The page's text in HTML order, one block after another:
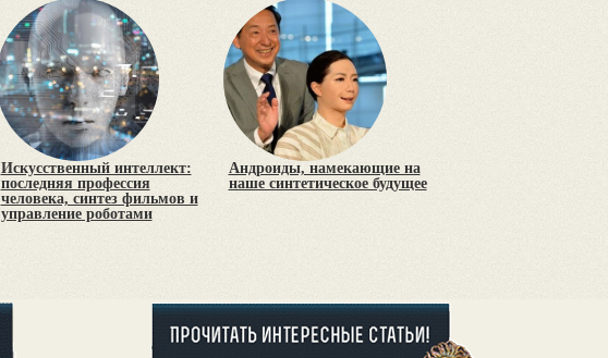
Искусственный интеллект:
последняя профессия
человека, синтез фильмов и
управление роботами
Андроиды, намекающие на
наше синтетическое будущее